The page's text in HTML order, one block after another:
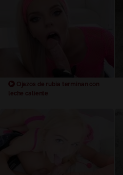
Ojazos de rubia terminan con
leche caliente